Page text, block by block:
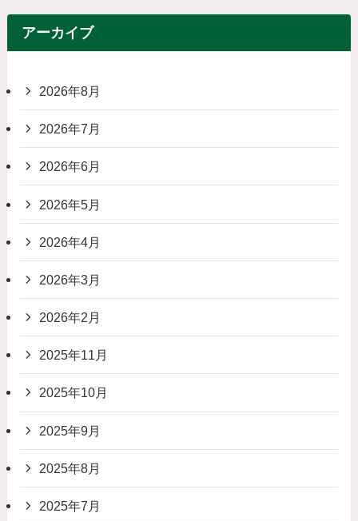
アーカイブ
2026年8月
2026年7月
2026年6月
2026年5月
2026年4月
2026年3月
2026年2月
2025年11月
2025年10月
2025年9月
2025年8月
2025年7月